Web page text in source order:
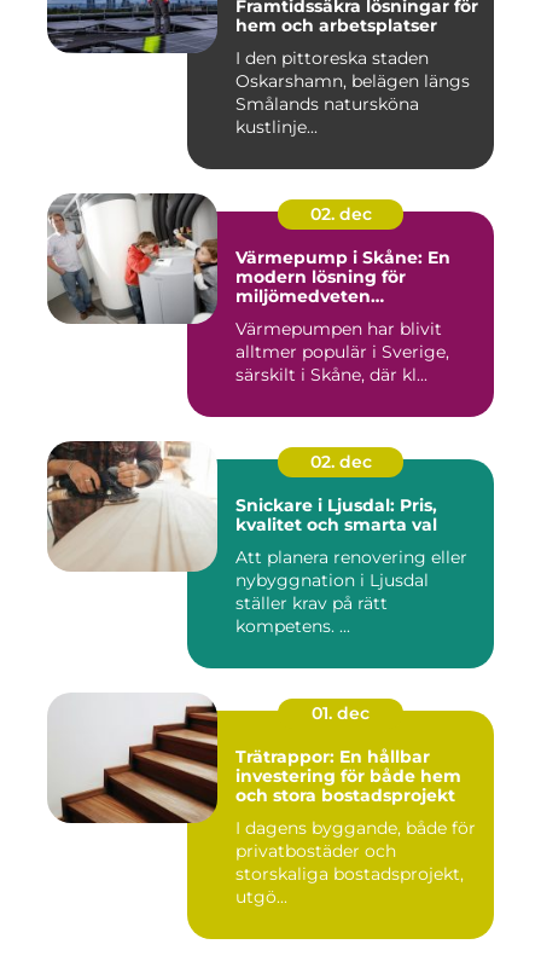
Framtidssäkra lösningar för
hem och arbetsplatser
I den pittoreska staden
Oskarshamn, belägen längs
Smålands natursköna
kustlinje...
02. dec
Värmepump i Skåne: En
modern lösning för
miljömedveten
Värmepumpen har blivit
alltmer populär i Sverige,
särskilt i Skåne, där kl...
02. dec
Snickare i Ljusdal: Pris,
kvalitet och smarta val
Att planera renovering eller
nybyggnation i Ljusdal
ställer krav på rätt
kompetens. ...
01. dec
Trätrappor: En hållbar
investering för både hem
och stora bostadsprojekt
I dagens byggande, både för
privatbostäder och
storskaliga bostadsprojekt,
utgö...